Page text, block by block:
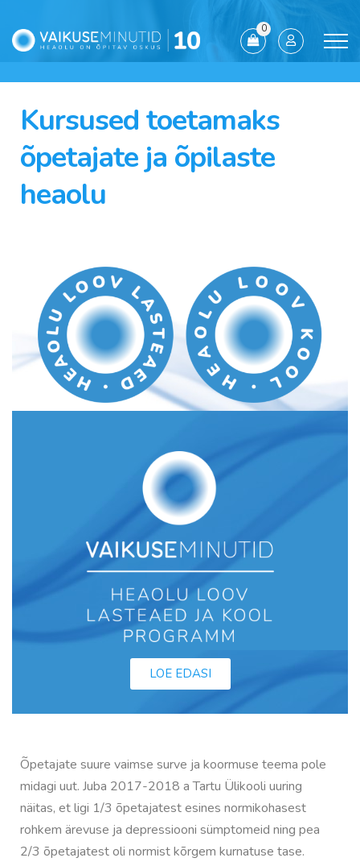
0
Kursused toetamaks
õpetajate ja õpilaste
heaolu
LOE EDASI
Õpetajate suure vaimse surve ja koormuse teema pole
midagi uut. Juba 2017-2018 a Tartu Ülikooli uuring
näitas, et ligi 1/3 õpetajatest esines normikohasest
rohkem ärevuse ja depressiooni sümptomeid ning pea
2/3 õpetajatest oli normist kõrgem kurnatuse tase.